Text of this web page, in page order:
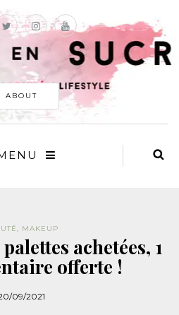
ABOUT
, MAKEUP
achetées, 1
offerte !
09/2021